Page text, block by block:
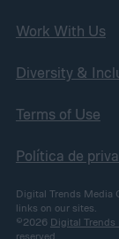
Work With Us
Diversity &
Terms of Use
Política de
Digital Trends Media
links on our sites.
©2026 Digital Trends
reserved.